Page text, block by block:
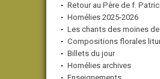
Retour au Père de f.
Homélies 2025-2026
Les chants des moines
Compositions florales
Billets du jour
Homélies archives